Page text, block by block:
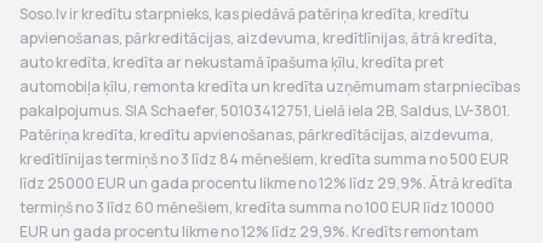
Soso.lv ir kredītu starpnieks, kas piedāvā patēriņa kredīta, kredītu
apvienošanas, pārkreditācijas, aizdevuma, kredītlīnijas, ātrā kredīta,
auto kredīta, kredīta ar nekustamā īpašuma ķīlu, kredīta pret
automobiļa ķīlu, remonta kredīta un kredīta uzņēmumam starpniecības
pakalpojumus. SIA Schaefer, 50103412751, Lielā iela 2B, Saldus, LV-3801.
Patēriņa kredīta, kredītu apvienošanas, pārkredītācijas, aizdevuma,
kredītlīnijas termiņš no 3 līdz 84 mēnešiem, kredīta summa no 500 EUR
līdz 25000 EUR un gada procentu likme no 12% līdz 29,9%. Ātrā kredīta
termiņš no 3 līdz 60 mēnešiem, kredīta summa no 100 EUR līdz 10000
EUR un gada procentu likme no 12% līdz 29,9%. Kredīts remontam